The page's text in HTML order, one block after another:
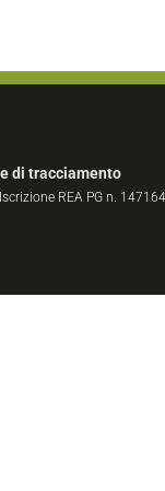
di tracciamento
REA PG n.